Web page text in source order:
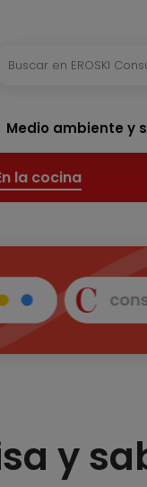
Medio ambiente y
la cocina
y